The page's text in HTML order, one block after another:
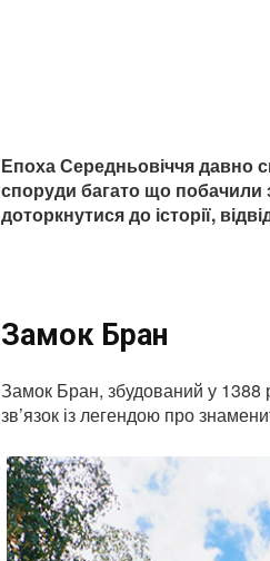
Епоха Середньовіччя давно
споруди багато що побачили
доторкнутися до історії,
Замок Бран
Замок Бран, збудований у 1388
зв’язок із легендою про